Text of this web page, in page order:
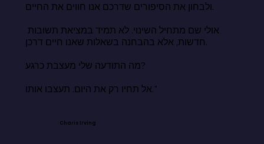
ולבחון את הסיפורים שדרכם אנו חווים את החיים.
אולי שם מתחיל השינוי. לא תמיד במציאת תשובות
חדשות, אלא בהבחנה בשאלות שאנו חיים דרכן.
מה התודעה שלי מעצבת כרגע?
אל תחיו רק את היום. תעצבו אותו."
Charis Irving